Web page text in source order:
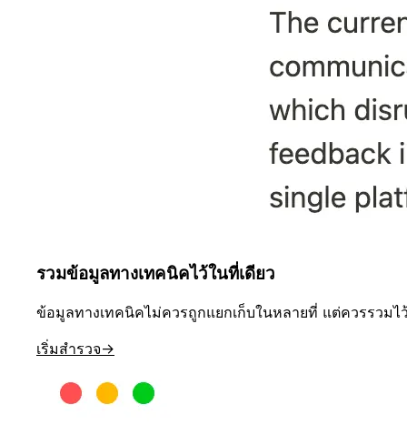
รวมข้อมูลทางเทคนิคไว้ในที่เดียว
ข้อมูลทางเทคนิคไม่ควรถูกแยกเก็บในหลายที่ แต่ควรรวม
เริ่มสำรวจ→